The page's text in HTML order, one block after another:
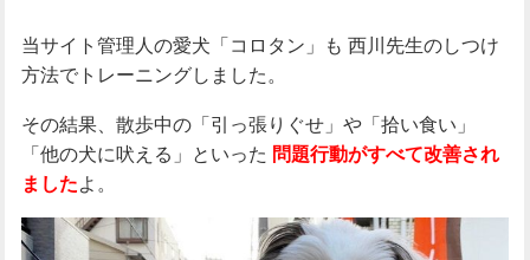
当サイト管理人の愛犬「コロタン」も 西川先生のしつけ
方法でトレーニングしました。
その結果、散歩中の「引っ張りぐせ」や「拾い食い」
「他の犬に吠える」といった 問題行動がすべて改善され
ました よ。